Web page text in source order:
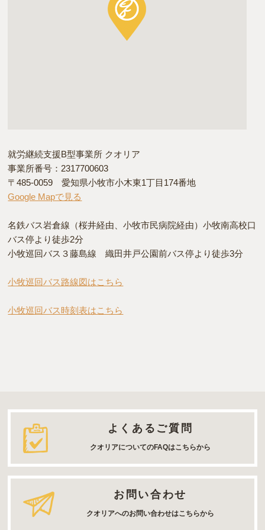
就労継続支援B型事業所 クオリア
事業所番号：2317700603
〒485-0059 愛知県小牧市小木東1丁目174番地
Google Mapで見る
名鉄バス岩倉線（桜井経由、小牧市民病院経由）小牧南高校口
バス停より徒歩2分
小牧巡回バス３藤島線 織田井戸公園前バス停より徒歩3分
小牧巡回バス路線図はこちら
小牧巡回バス時刻表はこちら
よくあるご質問
クオリアについてのFAQはこちらから
お問い合わせ
クオリアへのお問い合わせはこちらから